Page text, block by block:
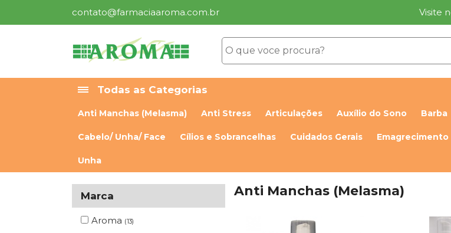
contato@farmaciaaroma.com.br Visite
Todas as Categorias
Anti Manchas (Melasma) Anti Stress Articulações Auxílio do Sono Barba
Cabelo/ Unha/ Face Cílios e Sobrancelhas Cuidados Gerais Emagrecimento
Unha
Marca
Aroma (13)
Anti Manchas (Melasma)